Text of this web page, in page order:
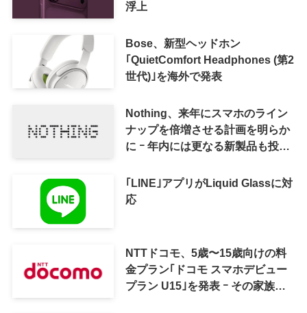
浮上
Bose、新型ヘッドホン
｢QuietComfort Headphones (第2
世代)｣を海外で発表
Nothing、来年にスマホのライン
ナップを倍増させる計画を明らか
に ｰ 年内には更なる新製品も投入
｢LINE｣アプリがLiquid Glassに対
応
NTTドコモ、5歳〜15歳向けの料
金プラン｢ドコモ スマホデビュー
プラン U15｣を発表 ｰ その家族が